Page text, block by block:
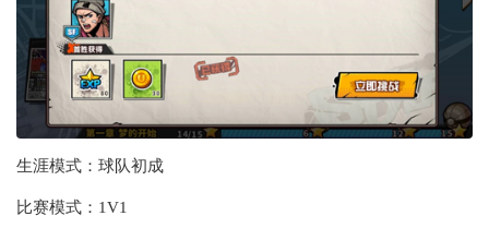
生涯模式：球队初成
比赛模式：1V1